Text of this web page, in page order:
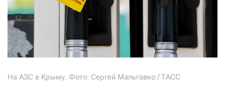
На АЗС в Крыму. Фото: Сергей Мальгавко / ТАСС